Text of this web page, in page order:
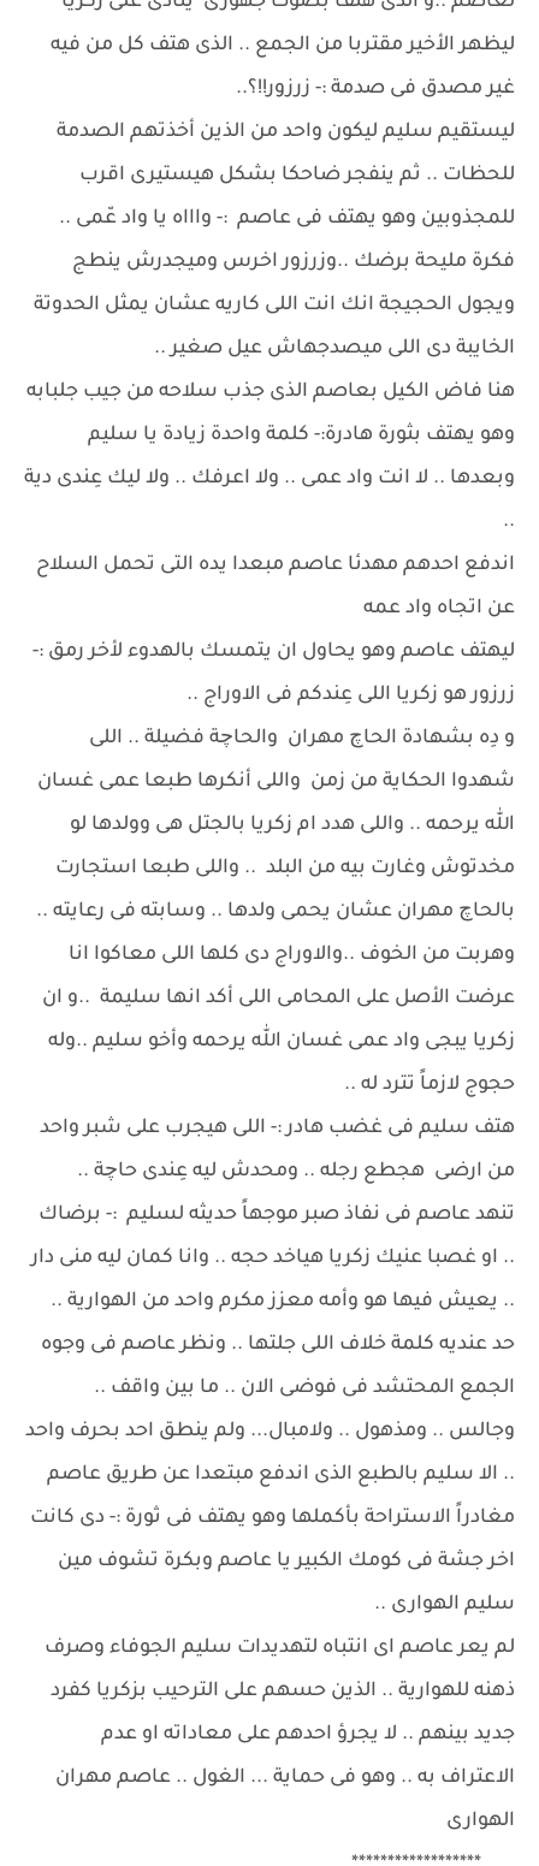
ليظهر الأخير مقتربا من الجمع .. الذى هتف كل من فيه
غير مصدق فى صدمة :- زرزور!!؟..
ليستقيم سليم ليكون واحد من الذين أخذتهم الصدمة
للحظات .. ثم ينفجر ضاحكا بشكل هيستيرى اقرب
للمجذوبين وهو يهتف فى عاصم :- واااه يا واد عّمى ..
فكرة مليحة برضك ..وزرزور اخرس وميجدرش ينطج
ويجول الحجيجة انك انت اللى كاريه عشان يمثل الحدوتة
الخايبة دى اللى ميصدجهاش عيل صغير ..
هنا فاض الكيل بعاصم الذى جذب سلاحه من جيب جلبابه
وهو يهتف بثورة هادرة:- كلمة واحدة زيادة يا سليم
وبعدها .. لا انت واد عمى .. ولا اعرفك .. ولا ليك عِندى دية
..
اندفع احدهم مهدئا عاصم مبعدا يده التى تحمل السلاح
عن اتجاه واد عمه
ليهتف عاصم وهو يحاول ان يتمسك بالهدوء لأخر رمق :-
زرزور هو زكريا اللى عِندكم فى الاوراج ..
و دِه بشهادة الحاچ مهران والحاچة فضيلة .. اللى
شهدوا الحكاية من زمن واللى أنكرها طبعا عمى غسان
الله يرحمه .. واللى هدد ام زكريا بالجتل هى وولدها لو
مخدتوش وغارت بيه من البلد .. واللى طبعا استجارت
بالحاچ مهران عشان يحمى ولدها .. وسابته فى رعايته ..
وهربت من الخوف ..والاوراج دى كلها اللى معاكوا انا
عرضت الأصل على المحامى اللى أكد انها سليمة ..و ان
زكريا يبجى واد عمى غسان الله يرحمه وأخو سليم ..وله
حجوج لازماً تترد له ..
هتف سليم فى غضب هادر :- اللى هيجرب على شبر واحد
من ارضى هجطع رجله .. ومحدش ليه عِندى حاچة ..
تنهد عاصم فى نفاذ صبر موجهاً حديثه لسليم :- برضاك
.. او غصبا عنيك زكريا هياخد حجه .. وانا كمان ليه منى دار
.. يعيش فيها هو وأمه معزز مكرم واحد من الهوارية ..
حد عنديه كلمة خلاف اللى جلتها .. ونظر عاصم فى وجوه
الجمع المحتشد فى فوضى الان .. ما بين واقف ..
وجالس .. ومذهول .. ولامبال... ولم ينطق احد بحرف واحد
.. الا سليم بالطبع الذى اندفع مبتعدا عن طريق عاصم
مغادراً الاستراحة بأكملها وهو يهتف فى ثورة :- دى كانت
اخر جشة فى كومك الكبير يا عاصم وبكرة تشوف مين
سليم الهوارى ..
لم يعر عاصم اى انتباه لتهديدات سليم الجوفاء وصرف
ذهنه للهوارية .. الذين حسهم على الترحيب بزكريا كفرد
جديد بينهم .. لا يجرؤ احدهم على معاداته او عدم
الاعتراف به .. وهو فى حماية ... الغول .. عاصم مهران
الهوارى